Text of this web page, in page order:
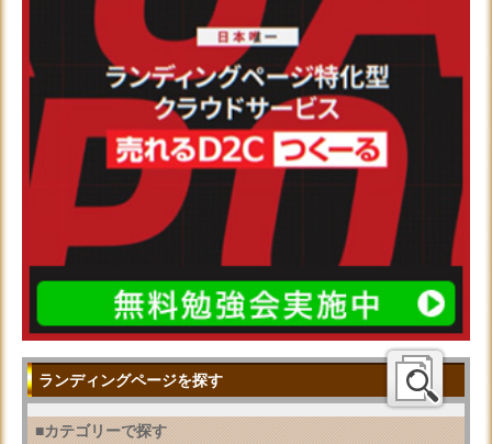
ランディングページを探す
■カテゴリーで探す